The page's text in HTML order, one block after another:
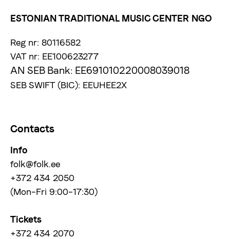
ESTONIAN TRADITIONAL MUSIC CENTER NGO
Reg nr: 80116582
VAT nr: EE100623277
AN SEB Bank: EE691010220008039018
SEB SWIFT (BIC): EEUHEE2X
Contacts
Info
folk@folk.ee
+372 434 2050
(Mon–Fri 9:00–17:30)
Tickets
+372 434 2070